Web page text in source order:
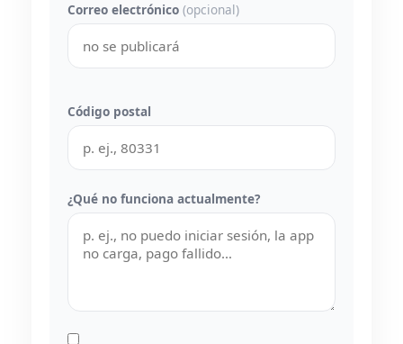
Correo electrónico (opcional)
Código postal
¿Qué no funciona actualmente?